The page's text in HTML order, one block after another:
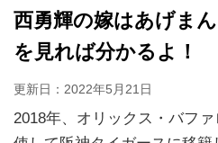
西勇輝の嫁はあげま
を見れば分かるよ！
更新日： 2022年5月21日
2018年、オリックス・バフ